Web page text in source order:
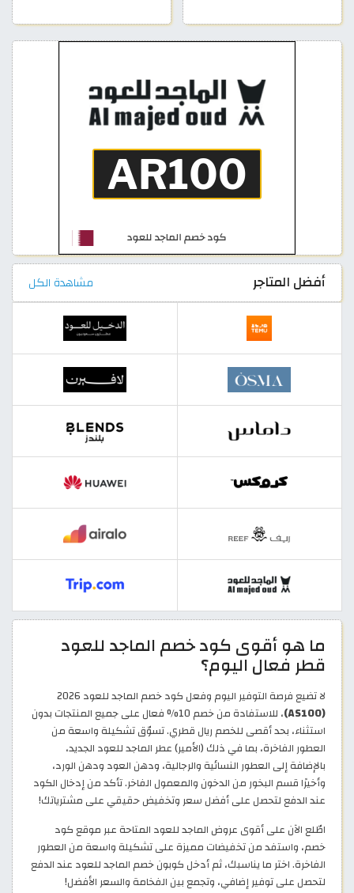
أفضل المتاجر مشاهدة الكل
ما هو أقوى كود خصم الماجد للعود
قطر فعال اليوم؟
لا تضيع فرصة التوفير اليوم وفعل كود خصم الماجد للعود 2026
(AS100)
، للاستفادة من خصم 10% فعال على جميع المنتجات بدون
استثناء، بحد أقصى للخصم ريال قطري. تسوّق تشكيلة واسعة من
العطور الفاخرة، بما في ذلك (الأمير) عطر الماجد للعود الجديد،
بالإضافة إلى العطور النسائية والرجالية، ودهن العود ودهن الورد،
وأخيرًا قسم البخور من الدخون والمعمول الفاخر. تأكد من إدخال الكود
عند الدفع لتحصل على أفضل سعر وتخفيض حقيقي على مشترياتك!
اطّلع الآن على أقوى عروض الماجد للعود المتاحة عبر موقع كود
خصم، واستفد من تخفيضات مميزة على تشكيلة واسعة من العطور
الفاخرة. اختر ما يناسبك، ثم أدخل كوبون خصم الماجد للعود عند الدفع
لتحصل على توفير إضافي، وتجمع بين الفخامة والسعر الأفضل!